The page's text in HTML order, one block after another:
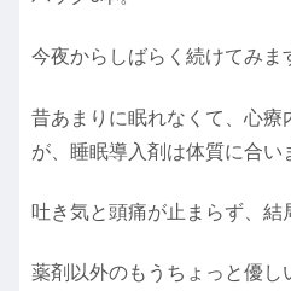
今夜からしばらく続けてみま
昔あまりに眠れなくて、心療
が、睡眠導入剤は体質に合い
吐き気と頭痛が止まらず、結
薬剤以外のもうちょっと優し